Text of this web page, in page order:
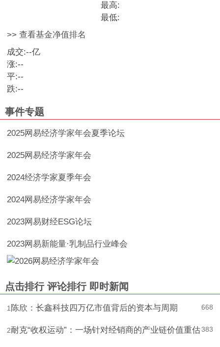
最高:
最低:
>> 查看基金净值排名
成交:--亿
涨:--
平:--
跌:--
事件专题
2025网易经济学家年会夏季论坛
2025网易经济学家年会
2024经济学家夏季年会
2024网易经济学家年会
2023网易财经ESG论坛
2023网易新能量·乳制品行业峰会
点击排行 评论排行 即时新闻
668
1 陈欣：长鑫科技四万亿市值背后的资本与周期
383
2耐克“收权运动”：一场针对经销商的产业链价值重估